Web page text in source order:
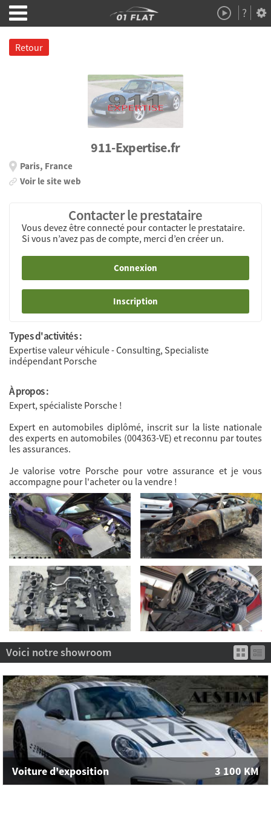
?
Démo
Retour
911-Expertise.fr
Paris, France
Voir le site web
Contacter le prestataire
Vous devez être connecté pour contacter le prestataire.
Si vous n’avez pas de compte, merci d’en créer un.
Connexion
Inscription
Types d'activités :
Expertise valeur véhicule - Consulting, Specialiste
indépendant Porsche
À propos :
Expert, spécialiste Porsche !
Expert en automobiles diplômé, inscrit sur la liste nationale
des experts en automobiles (004363-VE) et reconnu par toutes
les assurances.
Je valorise votre Porsche pour votre assurance et je vous
accompagne pour l'acheter ou la vendre !
Voici notre showroom
01FLAT1284 911-991 ph2 - Carrera S Endurance Racing Edition
Voiture d'exposition 3 100 KM